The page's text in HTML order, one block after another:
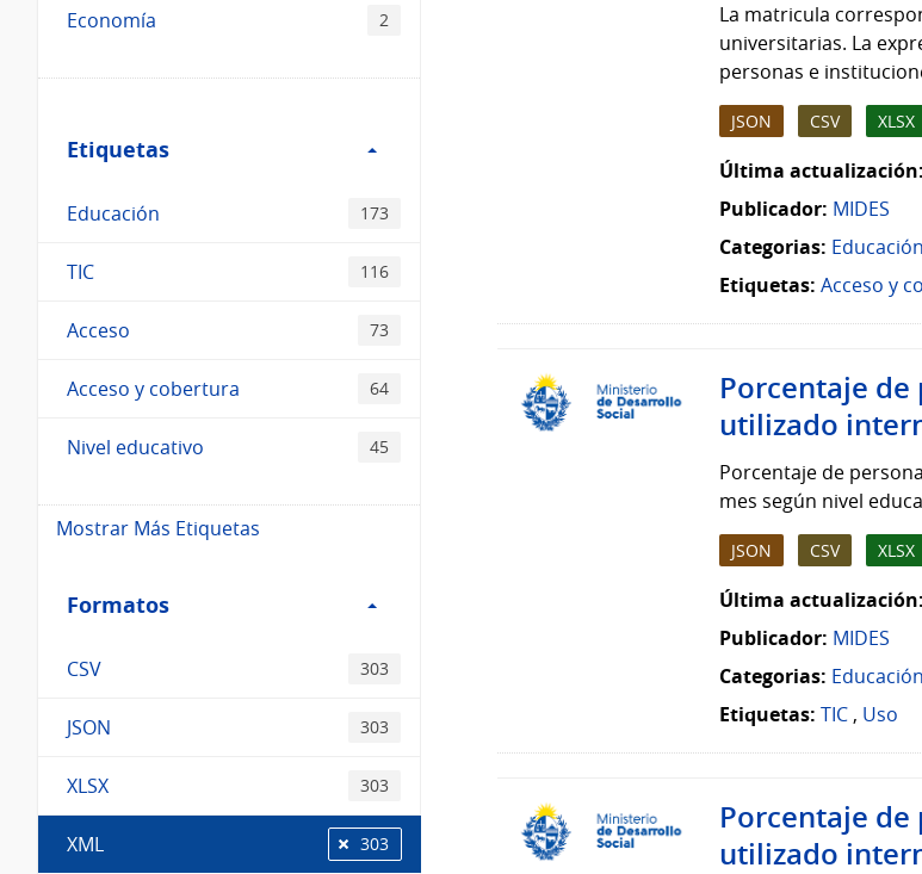
Economía 2
Etiquetas
Etiquetas
Educación 173
TIC 116
Acceso 73
Acceso y cobertura 64
Nivel educativo 45
Mostrar Más Etiquetas
Formatos
Formatos
CSV 303
JSON 303
XLSX 303
XML 303
La matricula
universitarias. La
personas e
JSON CSV XLSX
Última actualización:
Publicador: MIDES
Categorias: Educación
Etiquetas: Acceso y
Porcentaje de
utilizado
Porcentaje de
mes según nivel
JSON CSV XLSX
Última actualización:
Publicador: MIDES
Categorias: Educación
Etiquetas: TIC , Uso
Porcentaje de
utilizado